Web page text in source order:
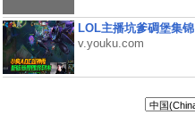
LOL主播坑爹碉堡集锦
v.youku.com